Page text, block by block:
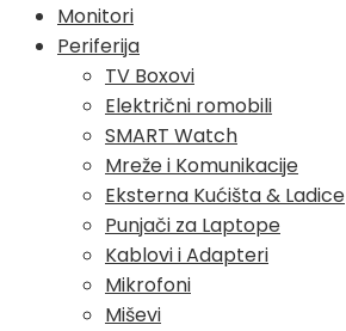
Monitori
Periferija
TV Boxovi
Električni romobili
SMART Watch
Mreže i Komunikacije
Eksterna Kućišta & Ladice
Punjači za Laptope
Kablovi i Adapteri
Mikrofoni
Miševi